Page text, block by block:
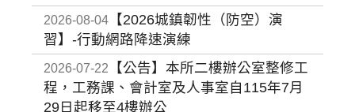
2026-08-04 【2026城鎮韌性（防空）演
習】-行動網路降速演練
2026-07-22
【公告】本所二樓辦公室整修工
程，工務課、會計室及人事室自115年7月
29日起移至4樓辦公